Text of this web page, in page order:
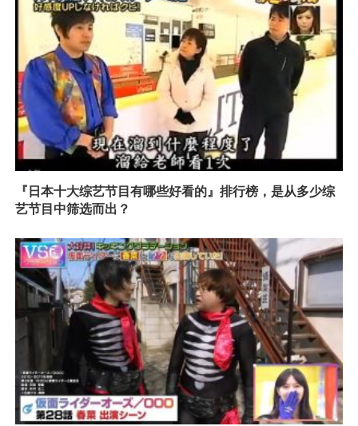
『日本十大综艺节目有哪些好看的』排行榜，是从多少综
艺节目中筛选而出？